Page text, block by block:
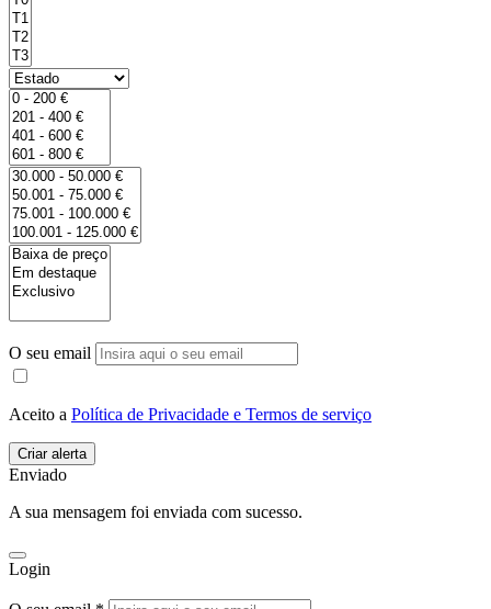
O seu email
Aceito a Política de Privacidade e Termos de serviço
Enviado
A sua mensagem foi enviada com sucesso.
Login